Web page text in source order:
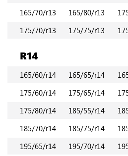
165/70/r13
165/80/r13
175/70/r13
175/75/r13
R14
165/60/r14 165/65/r14
175/60/r14
175/65/r14
175/80/r14
185/55/r14
185/70/r14
185/75/r14
195/65/r14
195/70/r14